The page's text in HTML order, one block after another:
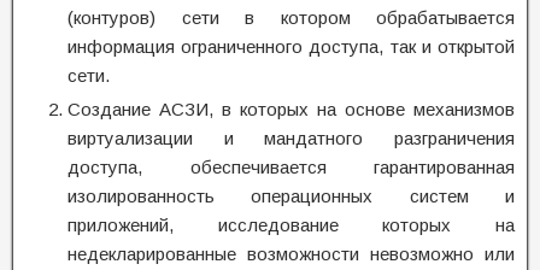
(контуров) сети в котором обрабатывается
информация ограниченного доступа, так и открытой
сети.
Создание АСЗИ, в которых на основе механизмов
виртуализации и мандатного разграничения
доступа, обеспечивается гарантированная
изолированность операционных систем и
приложений, исследование которых на
недекларированные возможности невозможно или